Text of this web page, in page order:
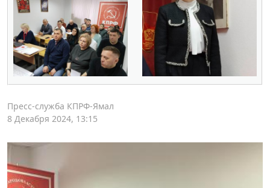
Пресс-служба КПРФ-Ямал
8 Декабря 2024, 13:15